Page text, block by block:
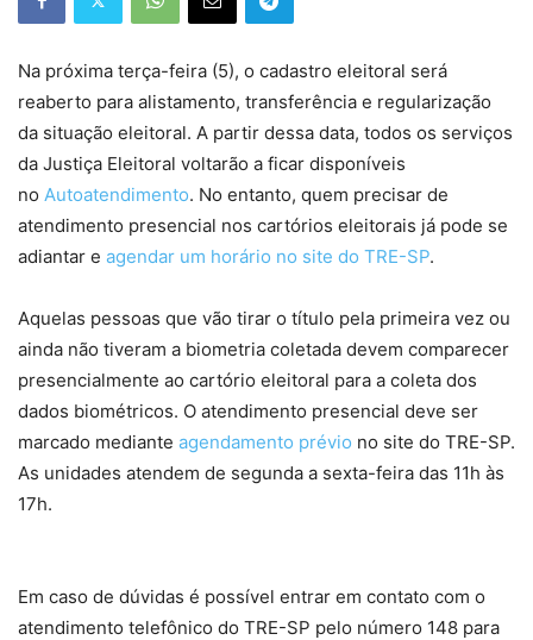
Na próxima terça-feira (5), o cadastro eleitoral será
reaberto para alistamento, transferência e regularização
da situação eleitoral. A partir dessa data, todos os serviços
da Justiça Eleitoral voltarão a ficar disponíveis
no Autoatendimento. No entanto, quem precisar de
atendimento presencial nos cartórios eleitorais já pode se
adiantar e agendar um horário no site do TRE-SP.
Aquelas pessoas que vão tirar o título pela primeira vez ou
ainda não tiveram a biometria coletada devem comparecer
presencialmente ao cartório eleitoral para a coleta dos
dados biométricos. O atendimento presencial deve ser
marcado mediante agendamento prévio no site do TRE-SP.
As unidades atendem de segunda a sexta-feira das 11h às
17h.
Em caso de dúvidas é possível entrar em contato com o
atendimento telefônico do TRE-SP pelo número 148 para